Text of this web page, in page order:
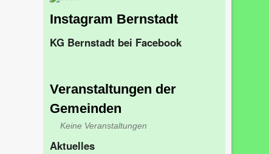
Instagram Bernstadt
KG Bernstadt bei Facebook
Veranstaltungen der
Gemeinden
Keine Veranstaltungen
Aktuelles